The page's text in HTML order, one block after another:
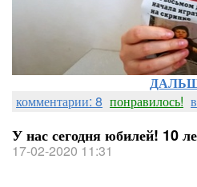
комментарии: 8 понравилось!
У нас сегодня юбилей! 10
17-02-2020 11:31